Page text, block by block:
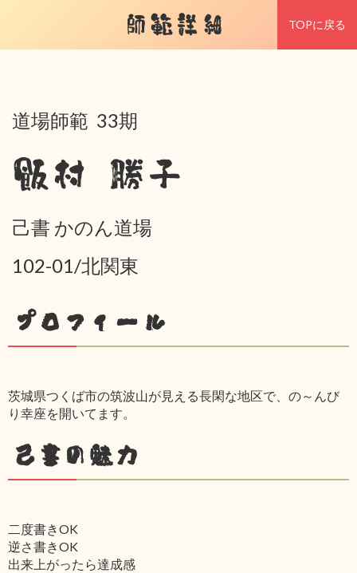
師範詳細 TOPに戻る
道場師範 33期
飯村 勝子
己書 かのん道場
102-01/北関東
プロフィール
茨城県つくば市の筑波山が見える長閑な地区で、の～んび
り幸座を開いてます。
己書の魅力
二度書きOK
逆さ書きOK
出来上がったら達成感